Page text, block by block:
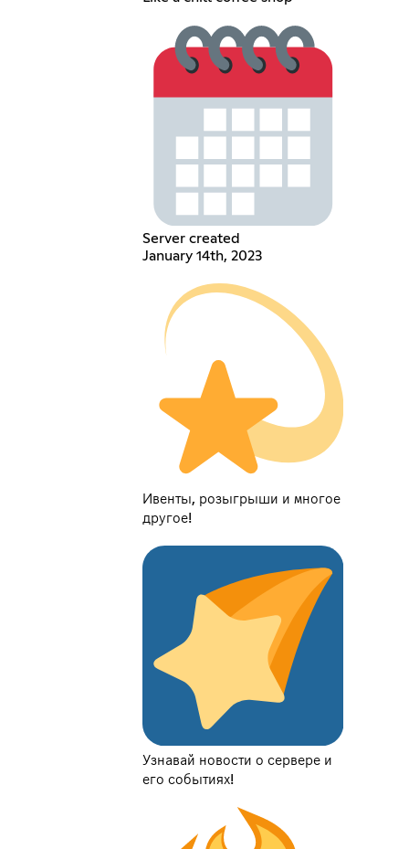
Server created
January 14th, 2023
Ивенты, розыгрыши и многое
другое!
Узнавай новости о сервере и
его событиях!